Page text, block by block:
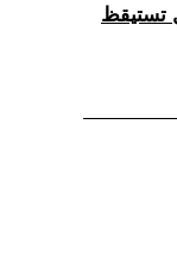
تستيقظ